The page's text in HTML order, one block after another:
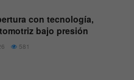
con tecnología,
bajo presión
581